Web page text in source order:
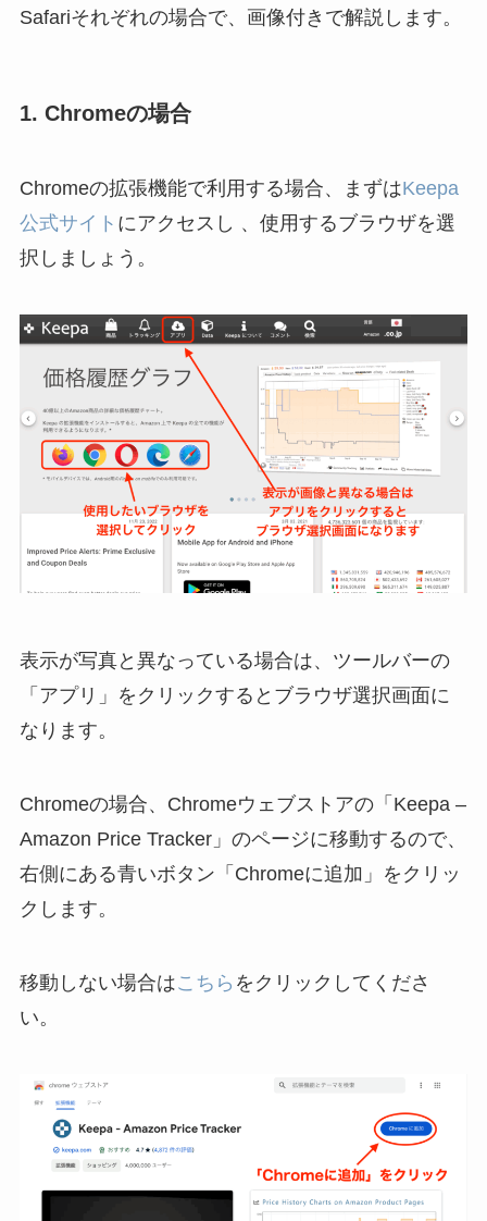
Safariそれぞれの場合で、画像付きで解説します。
1. Chromeの場合
Chromeの拡張機能で利用する場合、まずはKeepa
公式サイト にアクセスし 、使用するブラウザを選
択しましょう。
表示が写真と異なっている場合は、ツールバーの
「アプリ」をクリックするとブラウザ選択画面に
なります。
Chromeの場合、Chromeウェブストアの「Keepa –
Amazon Price Tracker」のページに移動するので、
右側にある青いボタン「Chromeに追加」をクリッ
クします。
移動しない場合はこちら をクリックしてくださ
い。